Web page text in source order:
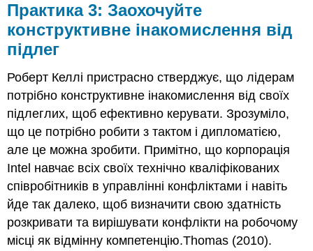
Практика 3: Заохочуйте
конструктивне інакомислення від
підлег
Роберт Келлі пристрасно стверджує, що лідерам
потрібно конструктивне інакомислення від своїх
підлеглих, щоб ефективно керувати. Зрозуміло,
що це потрібно робити з тактом і дипломатією,
але це можна зробити. Примітно, що корпорація
Intel навчає всіх своїх технічно кваліфікованих
співробітників в управлінні конфліктами і навіть
йде так далеко, щоб визначити свою здатність
розкривати та вирішувати конфлікти на робочому
місці як відмінну компетенцію.Thomas (2010).